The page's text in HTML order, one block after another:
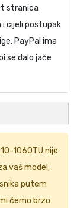
stranica
i cijeli postupak
PayPal ima
se dalo jače
1060TU nije
vaš model,
putem
ćemo brzo